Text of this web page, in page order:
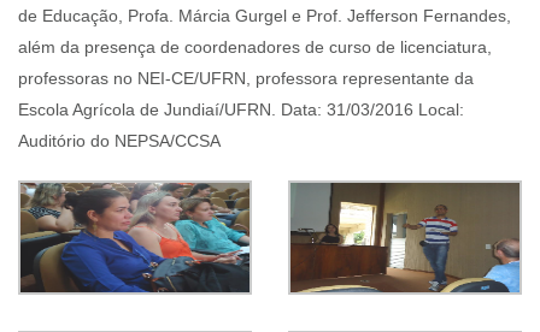
de Educação, Profa. Márcia Gurgel e Prof. Jefferson Fernandes,
além da presença de coordenadores de curso de licenciatura,
professoras no NEI-CE/UFRN, professora representante da
Escola Agrícola de Jundiaí/UFRN. Data: 31/03/2016 Local:
Auditório do NEPSA/CCSA